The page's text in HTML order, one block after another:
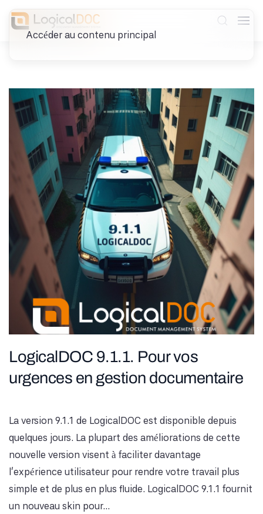
Accéder au contenu principal
LogicalDOC 9.1.1. Pour vos
urgences en gestion documentaire
La version 9.1.1 de LogicalDOC est disponible depuis
quelques jours. La plupart des améliorations de cette
nouvelle version visent à faciliter davantage
l’expérience utilisateur pour rendre votre travail plus
simple et de plus en plus fluide. LogicalDOC 9.1.1 fournit
un nouveau skin pour...